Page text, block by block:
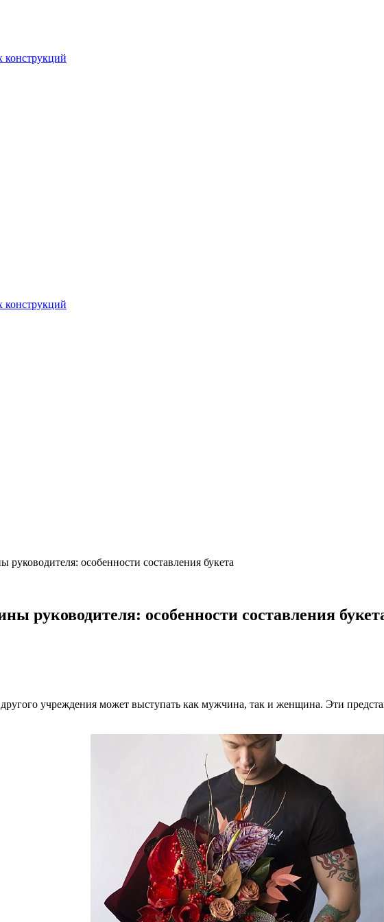
конструкций
конструкций
особенности составления букета
руководителя: особенности составления
учреждения может выступать как мужчина, так и женщина. Эти